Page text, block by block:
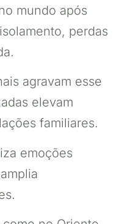
mundo após
perdas
agravam esse
elevam
familiares.
emoções